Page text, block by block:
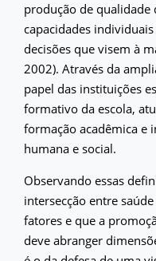
produção de
capacidades
decisões que visem à
2002). Através da
papel das instituições
formativo da escola,
formação acadêmica e
humana e social.
Observando essas
intersecção entre
fatores e que a
deve abranger